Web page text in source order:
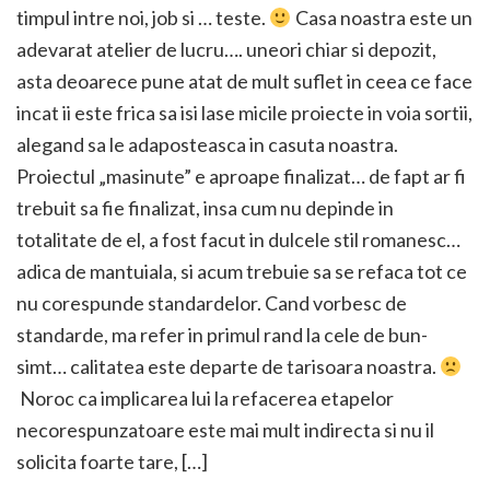
timpul intre noi, job si … teste.
Casa noastra este un
adevarat atelier de lucru…. uneori chiar si depozit,
asta deoarece pune atat de mult suflet in ceea ce face
incat ii este frica sa isi lase micile proiecte in voia sortii,
alegand sa le adaposteasca in casuta noastra.
Proiectul „masinute” e aproape finalizat… de fapt ar fi
trebuit sa fie finalizat, insa cum nu depinde in
totalitate de el, a fost facut in dulcele stil romanesc…
adica de mantuiala, si acum trebuie sa se refaca tot ce
nu corespunde standardelor. Cand vorbesc de
standarde, ma refer in primul rand la cele de bun-
simt… calitatea este departe de tarisoara noastra.
Noroc ca implicarea lui la refacerea etapelor
necorespunzatoare este mai mult indirecta si nu il
solicita foarte tare, […]